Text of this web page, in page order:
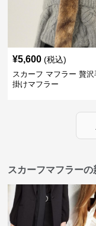
¥5,600 (税込)
スカーフ マフラー 贅沢
掛けマフラー
スカーフマフラーの